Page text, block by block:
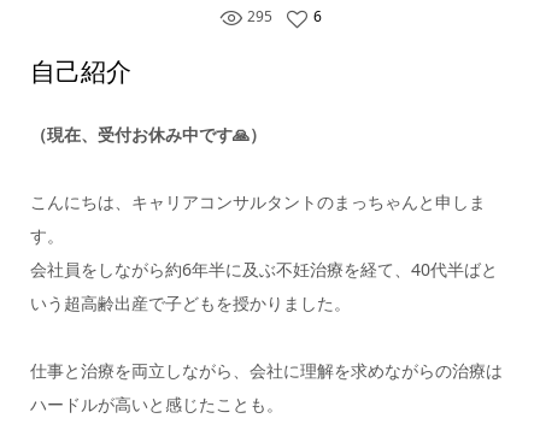
295 6
自己紹介
（現在、受付お休み中です🙏）
こんにちは、キャリアコンサルタントのまっちゃんと申しま
す。
会社員をしながら約6年半に及ぶ不妊治療を経て、40代半ばと
いう超高齢出産で子どもを授かりました。
仕事と治療を両立しながら、会社に理解を求めながらの治療は
ハードルが高いと感じたことも。